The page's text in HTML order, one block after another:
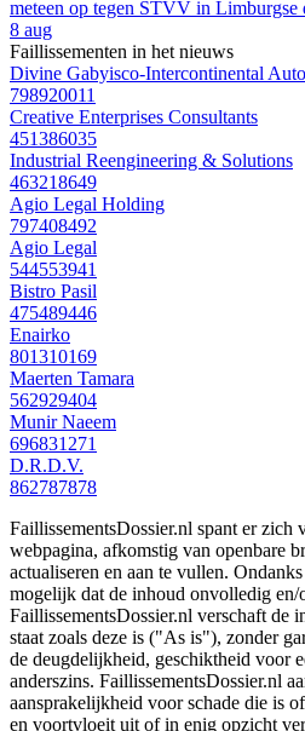
meteen op tegen STVV in Limburgse
8 aug
Faillissementen in het nieuws
Divine Gabyisco-Intercontinental Auto
798920011
Creative Enterprises Consultants
451386035
Industrial Reengineering & Solutions
463218649
Agio Legal Holding
797408492
Agio Legal
544553941
Bistro Pasil
475489446
Enairko
801310169
Maerten Tamara
562929404
Munir Naeem
696831271
D.R.D.V.
862787878
FaillissementsDossier.nl spant er zich
webpagina, afkomstig van openbare
actualiseren en aan te vullen.
mogelijk dat de inhoud onvolledig en/
FaillissementsDossier.nl verschaft de
staat zoals deze is ("As is"), zonder
de deugdelijkheid, geschiktheid voor
anderszins. FaillissementsDossier.nl
aansprakelijkheid voor schade die is
en voortvloeit uit of in enig opzicht